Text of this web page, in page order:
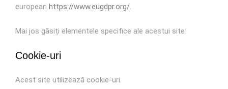
europeanhttps://www.eugdpr.org/.
Mai jos găsiți elementele specifice ale acestui site:
Cookie-uri
Acest site utilizează cookie-uri.